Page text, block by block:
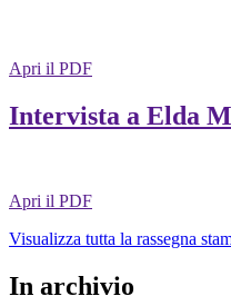
Apri il PDF
Intervista a Elda
Apri il PDF
Visualizza tutta la rassegna
In archivio